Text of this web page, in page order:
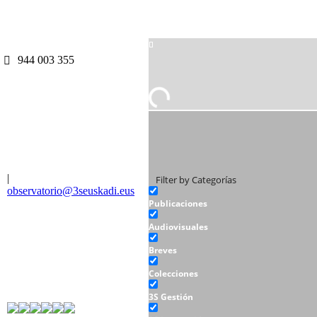
944 003 355
|
observatorio@3seuskadi.eus
Filter by Categorías
Publicaciones
Audiovisuales
Breves
Colecciones
3S Gestión